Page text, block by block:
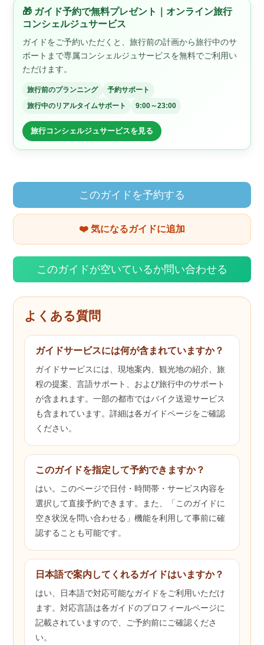
🎁 ガイド予約で無料プレゼント｜オンライン旅行
コンシェルジュサービス
ガイドをご予約いただくと、旅行前の計画から旅行中のサ
ポートまで専属コンシェルジュサービスを無料でご利用い
ただけます。
旅行前のプランニング
予約サポート
旅行中のリアルタイムサポート
9:00～23:00
旅行コンシェルジュサービスを見る
このガイドを予約する
❤️ 気になるガイドに追加
このガイドが空いているか問い合わせる
よくある質問
ガイドサービスには何が含まれていますか？
ガイドサービスには、現地案内、観光地の紹介、旅
程の提案、言語サポート、および旅行中のサポート
が含まれます。一部の都市ではバイク送迎サービス
も含まれています。詳細は各ガイドページをご確認
ください。
このガイドを指定して予約できますか？
はい。このページで日付・時間帯・サービス内容を
選択して直接予約できます。また、「このガイドに
空き状況を問い合わせる」機能を利用して事前に確
認することも可能です。
日本語で案内してくれるガイドはいますか？
はい、日本語で対応可能なガイドをご利用いただけ
ます。対応言語は各ガイドのプロフィールページに
記載されていますので、ご予約前にご確認くださ
い。